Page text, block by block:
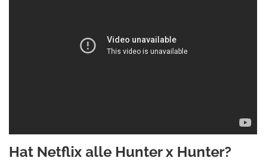
Hat Netflix alle Hunter x Hunter?